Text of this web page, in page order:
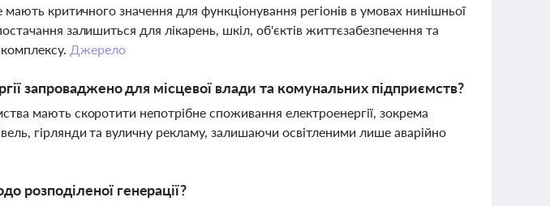
мають критичного значення для функціонування регіонів в умовах нинішньої
залишиться для лікарень, шкіл, об'єктів життєзабезпечення та
Джерело
запроваджено для місцевої влади та комунальних підприємств?
мають скоротити непотрібне споживання електроенергії, зокрема
гірлянди та вуличну рекламу, залишаючи освітленими лише аварійно
розподіленої генерації?